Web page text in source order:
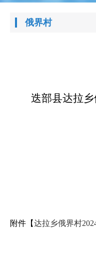
俄界村
迭部县达拉
附件【达拉乡俄界村